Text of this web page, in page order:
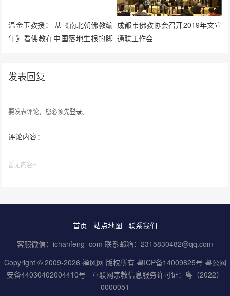
温金玉教授： 从《南北朝佛教编
年》看佛教在中国落地生根的脚
成都市佛教协会召开2019年文宣
通联工作会
发表回复
要发表评论，您必须先登录。
评论内容：
暂无内容~
首页 站点地图
联系我们
客服微信：ichanfeng_com 联系邮箱：2315830482@qq.com
Copyright © 2009-2026 禅风网 版权所有 粤ICP备14009825号 粤公网
安备44030402004410号
互联网宗教信息服务许可证：粤（2022）
0000051